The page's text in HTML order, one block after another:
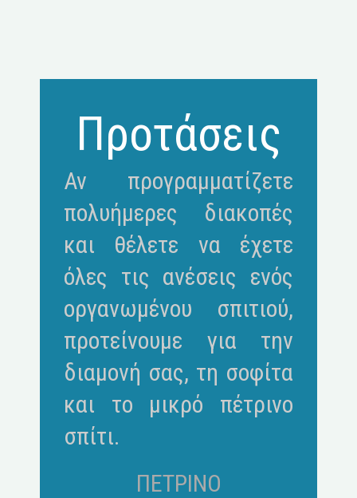
Προτάσεις
Αν προγραμματίζετε
πολυήμερες διακοπές
και θέλετε να έχετε
όλες τις ανέσεις ενός
οργανωμένου σπιτιού,
προτείνουμε για την
διαμονή σας, τη σοφίτα
και το μικρό πέτρινο
σπίτι.
ΠΕΤΡΙΝΟ